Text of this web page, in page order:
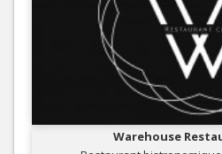
Warehouse